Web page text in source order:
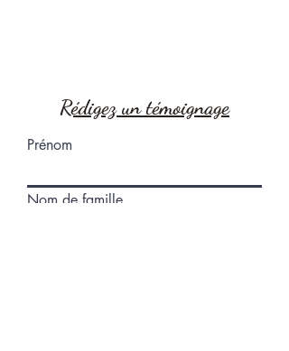
Rédigez un témoignage
Prénom
Nom de famille